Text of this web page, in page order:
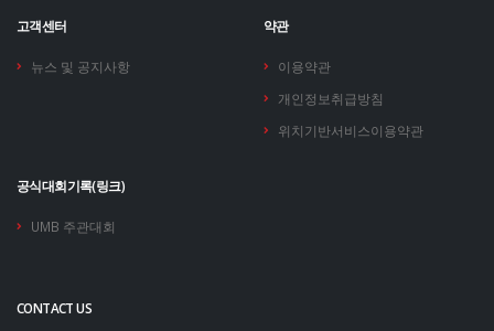
고객센터
뉴스 및 공지사항
약관
이용약관
개인정보취급방침
위치기반서비스이용약관
공식대회기록(링크)
UMB 주관대회
CONTACT US